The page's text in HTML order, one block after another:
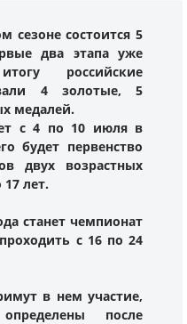
сезоне состоится 5
два этапа уже
российские
4 золотые, 5
медалей.
с 4 по 10 июля в
будет первенство
двух возрастных
17 лет.
станет чемпионат
с 16 по 24
в нем участие,
после